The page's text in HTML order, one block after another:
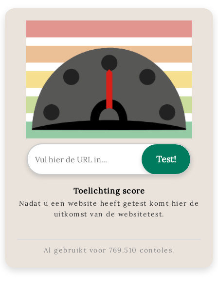
Toelichting score
Nadat u een website heeft getest komt hier de
uitkomst van de websitetest.
Al gebruikt voor 769.510 contoles.